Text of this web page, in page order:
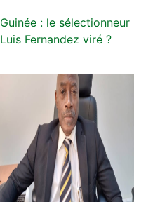
Guinée : le sélectionneur
Luis Fernandez viré ?